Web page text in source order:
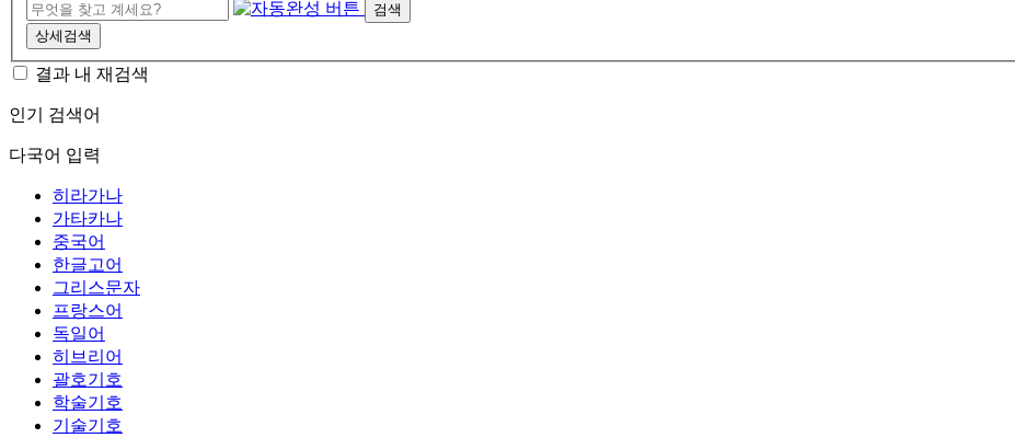
검색
상세검색
결과 내 재검색
인기 검색어
다국어 입력
히라가나
가타카나
중국어
한글고어
그리스문자
프랑스어
독일어
히브리어
괄호기호
학술기호
기술기호